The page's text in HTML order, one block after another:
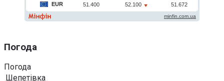
Погода
Погода
Шепетівка